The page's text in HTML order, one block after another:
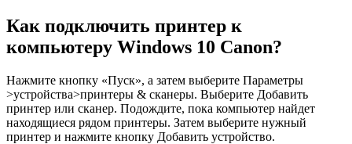
Как подключить принтер к
компьютеру Windows 10 Canon?
Нажмите кнопку «Пуск», а затем выберите Параметры
>устройства>принтеры & сканеры. Выберите Добавить
принтер или сканер. Подождите, пока компьютер найдет
находящиеся рядом принтеры. Затем выберите нужный
принтер и нажмите кнопку Добавить устройство.